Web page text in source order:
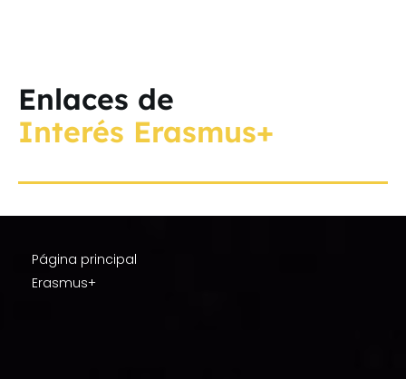
Enlaces de
Interés Erasmus+
Página principal
Erasmus+